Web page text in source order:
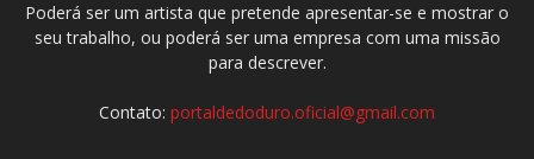
Poderá ser um artista que pretende apresentar-se e mostrar o
seu trabalho, ou poderá ser uma empresa com uma missão
para descrever.
Contato: portaldedoduro.oficial@gmail.com